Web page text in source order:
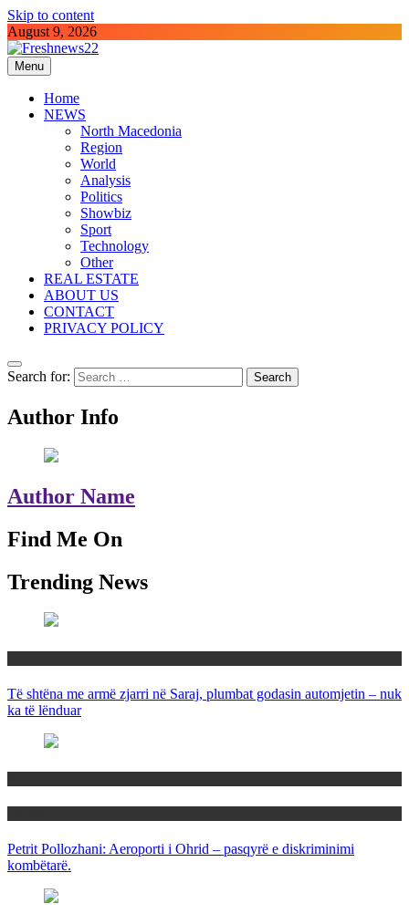
Skip to content
August 9, 2026
Freshnews22
Best News Website in North Macedonia
Menu
Home
NEWS
North Macedonia
Region
World
Analysis
Politics
Showbiz
Sport
Technology
Other
REAL ESTATE
ABOUT US
CONTACT
PRIVACY POLICY
Search for:
Author Info
Author Name
Find Me On
Trending News
Të shtëna me armë zjarri në Saraj, plumbat godasin automjetin – nuk
ka të lënduar
Petrit Pollozhani: Aeroporti i Ohrid – pasqyrë e diskriminimi
kombëtarë.